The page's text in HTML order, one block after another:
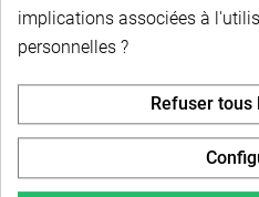
PAIEMENT
implications associées à
personnelles ?
Refuser tous